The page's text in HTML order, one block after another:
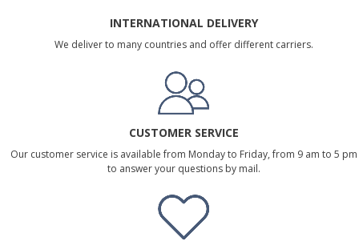
INTERNATIONAL DELIVERY
We deliver to many countries and offer different carriers.
CUSTOMER SERVICE
Our customer service is available from Monday to Friday, from 9 am to 5 pm
to answer your questions by mail.